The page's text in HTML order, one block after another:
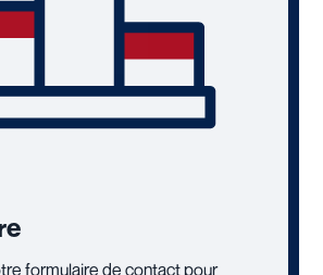
formulaire de contact pour